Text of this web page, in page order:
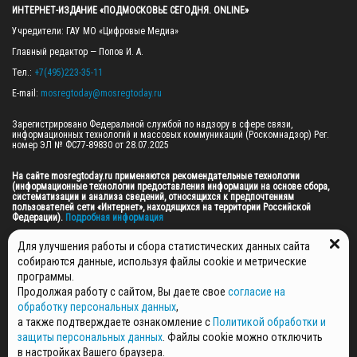
ИНТЕРНЕТ-ИЗДАНИЕ «ПОДМОСКОВЬЕ СЕГОДНЯ. ONLINE»
Учредители: ГАУ МО «Цифровые Медиа»
Главный редактор — Попов И. А.
Тел.: +7(495)223-35-11
E-mail: mosregtoday@mosregtoday.ru
Зарегистрировано Федеральной службой по надзору в сфере связи,
информационных технологий и массовых коммуникаций (Роскомнадзор) Рег.
номер ЭЛ № ФС77-89830 от 28.07.2025
На сайте mosregtoday.ru применяются рекомендательные технологии
(информационные технологии предоставления информации на основе сбора,
систематизации и анализа сведений, относящихся к предпочтениям
пользователей сети «Интернет», находящихся на территории Российской
Федерации). Подробная информация
© 2026 ПРАВА НА ВСЕ МАТЕРИАЛЫ САЙТА ПРИНАДЛЕЖАТ ГАУ МО "ЦИФРОВЫЕ
МЕДИА" (ОГРН: 1255000059467).
ПОЛИТИКА ОБРАБОТКИ И ЗАЩИТЫ ПЕРСОНАЛЬНЫХ ДАННЫХ
НОВОСТИ
ГАЗЕТЫ
РЕКЛАМОДАТЕЛЯМ
Для улучшения работы и сбора статистических данных сайта
собираются данные, используя файлы cookie и метрические
программы.
Продолжая работу с сайтом, Вы даете свое согласие на
обработку персональных данных,
а также подтверждаете ознакомление с Политикой обработки и
защиты персональных данных . Файлы cookie можно отключить
в настройках Вашего браузера.